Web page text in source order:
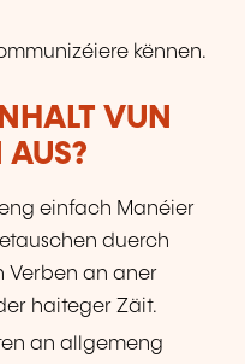
kënnen.
VUN
AUS?
einfach Manéier
duerch
Verben an aner
haiteger Zäit.
an allgemeng